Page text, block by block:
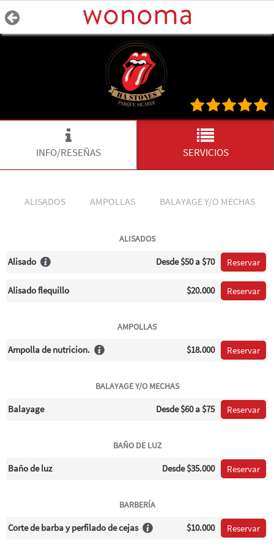
INFO/RESEÑAS SERVICIOS
ALISADOS AMPOLLAS BALAYAGE Y/O MECHAS
ALISADOS
Alisado Desde$50a $70 Reservar
Alisado flequillo $20.000 Reservar
AMPOLLAS
Ampolla de nutricion. $18.000 Reservar
BALAYAGE Y/O MECHAS
Balayage Desde$60a $75 Reservar
BAÑO DE LUZ
Baño de luz Desde$35.000 Reservar
BARBERÍA
Corte de barba y perfilado de cejas $10.000 Reservar